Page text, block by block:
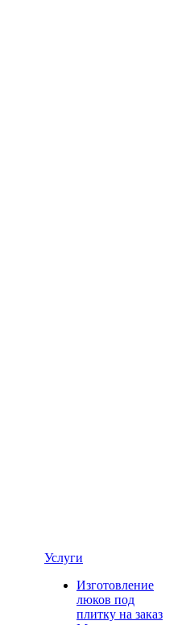
Услуги
Изготовление
люков под
плитку на заказ